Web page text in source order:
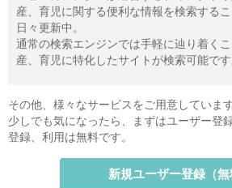
産、育児に関する便利な情報を検索する
日々更新中。
通常の検索エンジンでは手軽に辿り着く
産、育児に特化したサイトが検索可能です
その他、様々なサービスをご用意しています
少しでも気になったら、まずはユーザー登
登録、利用は無料です。
新規ユーザー登録（無